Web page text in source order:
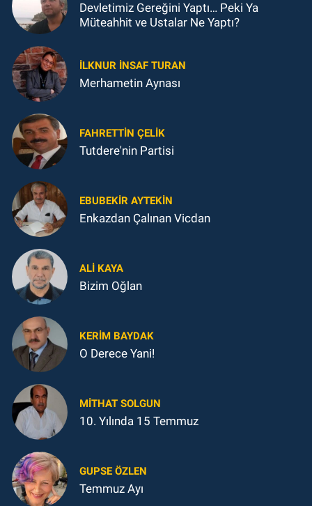
Devletimiz Gereğini Yaptı… Peki Ya
Müteahhit ve Ustalar Ne Yaptı?
İLKNUR İNSAF TURAN
Merhametin Aynası
FAHRETTIN ÇELİK
Tutdere'nin Partisi
EBUBEKIR AYTEKIN
Enkazdan Çalınan Vicdan
ALI KAYA
Bizim Oğlan
KERIM BAYDAK
O Derece Yani!
MITHAT SOLGUN
10. Yılında 15 Temmuz
GUPSE ÖZLEN
Temmuz Ayı